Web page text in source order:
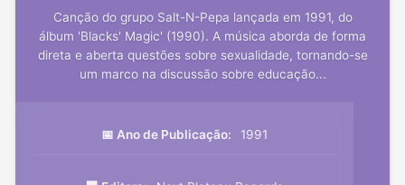
Canção do grupo Salt-N-Pepa lançada em 1991, do
álbum 'Blacks' Magic' (1990). A música aborda de forma
direta e aberta questões sobre sexualidade, tornando-se
um marco na discussão sobre educação...
📅 Ano de Publicação: 1991